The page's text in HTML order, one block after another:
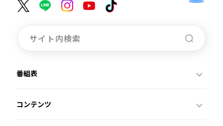
番組表
コンテンツ